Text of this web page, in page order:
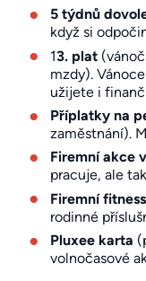
5 týdnů
když si
13. plat
mzdy).
užijete i
Příplatky na
zaměstnání).
Firemní akce
pracuje, ale
Firemní
rodinné
Pluxee karta
volnočasové